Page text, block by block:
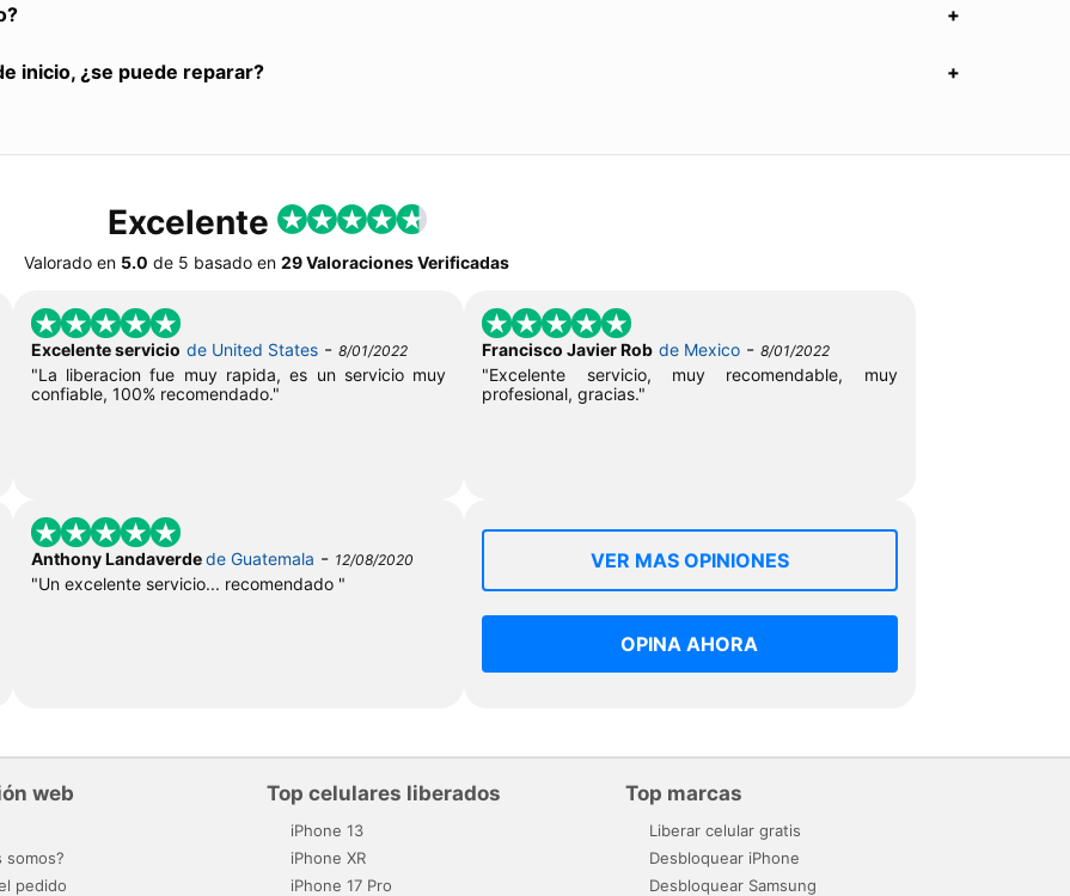
inicio, ¿se puede reparar?
Excelente
Valorado en 5.0 de 5 basado en 29 Valoraciones Verificadas
Excelente servicio de United States- 8/01/2022
"La liberacion fue muy rapida, es un servicio muy
confiable, 100% recomendado."
Francisco Javier Rob de Mexico -8/01/2022
"Excelente servicio, muy recomendable, muy
profesional, gracias."
Anthony Landaverdede Guatemala - 12/08/2020
"Un excelente servicio... recomendado "
VER MAS OPINIONES
OPINA AHORA
web
somos?
pedido
Top celulares liberados
iPhone 13
iPhone XR
iPhone 17 Pro
Top marcas
Liberar celular gratis
Desbloquear iPhone
Desbloquear Samsung